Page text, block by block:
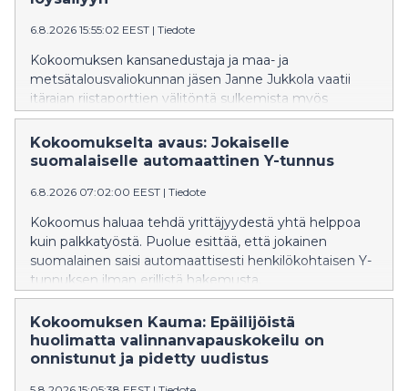
6.8.2026 15:55:02 EEST | Tiedote
Kokoomuksen kansanedustaja ja maa- ja
metsätalousvaliokunnan jäsen Janne Jukkola vaatii
itärajan riistaporttien välitöntä sulkemista myös
Pohjois-Karjalassa. Ylen mukaan riistaportit ovat
maakunnassa edelleen auki, vaikka Kaakkois-
Suomessa ne suljettiin viime viikolla afrikkalaisen
Kokoomukselta avaus: Jokaiselle
suomalaiselle automaattinen Y-tunnus
6.8.2026 07:02:00 EEST | Tiedote
Kokoomus haluaa tehdä yrittäjyydestä yhtä helppoa
kuin palkkatyöstä. Puolue esittää, että jokainen
suomalainen saisi automaattisesti henkilökohtaisen Y-
tunnuksen ilman erillistä hakemusta.
Kokoomuksen Kauma: Epäilijöistä
huolimatta valinnanvapauskokeilu on
onnistunut ja pidetty uudistus